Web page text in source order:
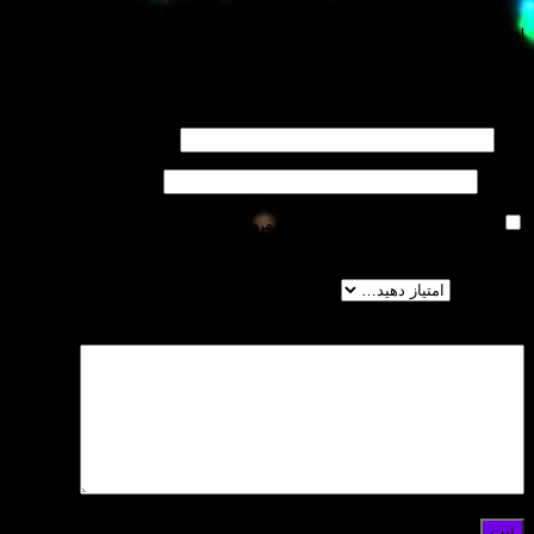
که دیدگاهی را ارسال می کنید برای “فروش لوله های اکاردئونی
ایمیل و وبسایت من در مرورگر برای زمانی که دوباره دیدگاهی